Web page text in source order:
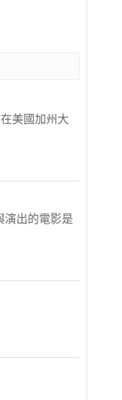
美國加州大
演出的電影是